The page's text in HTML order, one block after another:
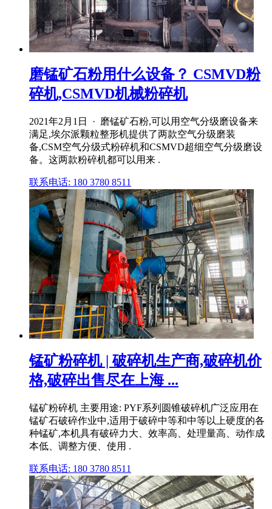
磨锰矿石粉用什么设备？ CSMVD粉
碎机,CSMVD机械粉碎机
2021年2月1日 · 磨锰矿石粉,可以用空气分级磨设备来
满足,埃尔派颗粒整形机提供了两款空气分级磨装
备,CSM空气分级式粉碎机和CSMVD超细空气分级磨设
备。这两款粉碎机都可以用来 .
联系电话: 180 3780 8511
锰矿粉碎机 | 破碎机生产商,破碎机价
格,破碎出售尽在上海 ...
锰矿粉碎机 主要用途: PYF系列圆锥破碎机广泛应用在
锰矿石破碎作业中,适用于破碎中等和中等以上硬度的各
种锰矿,本机具有破碎力大、效率高、处理量高、动作成
本低、调整方便、使用 .
联系电话: 180 3780 8511